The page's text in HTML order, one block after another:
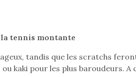
la tennis montante
tandis que les scratchs
kaki pour les plus baroudeurs. A